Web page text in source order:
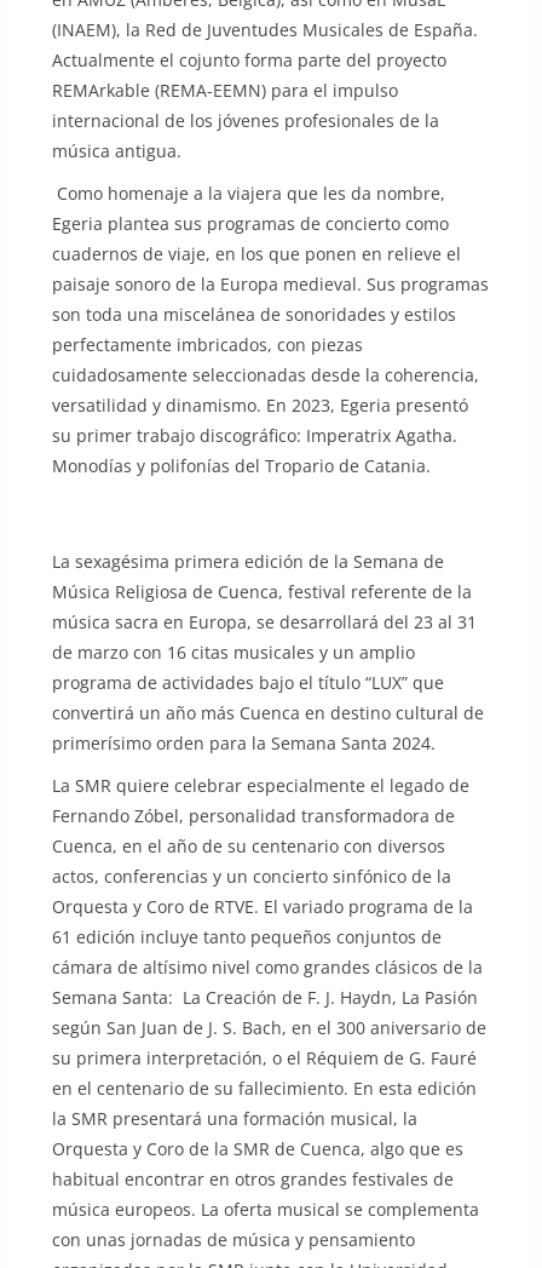
(INAEM), la Red de Juventudes Musicales de España.
Actualmente el cojunto forma parte del proyecto
REMArkable (REMA-EEMN) para el impulso
internacional de los jóvenes profesionales de la
música antigua.
Como homenaje a la viajera que les da nombre,
Egeria plantea sus programas de concierto como
cuadernos de viaje, en los que ponen en relieve el
paisaje sonoro de la Europa medieval. Sus programas
son toda una miscelánea de sonoridades y estilos
perfectamente imbricados, con piezas
cuidadosamente seleccionadas desde la coherencia,
versatilidad y dinamismo. En 2023, Egeria presentó
su primer trabajo discográfico: Imperatrix Agatha.
Monodías y polifonías del Tropario de Catania.
La sexagésima primera edición de la Semana de
Música Religiosa de Cuenca, festival referente de la
música sacra en Europa, se desarrollará del 23 al 31
de marzo con 16 citas musicales y un amplio
programa de actividades bajo el título “LUX” que
convertirá un año más Cuenca en destino cultural de
primerísimo orden para la Semana Santa 2024.
La SMR quiere celebrar especialmente el legado de
Fernando Zóbel, personalidad transformadora de
Cuenca, en el año de su centenario con diversos
actos, conferencias y un concierto sinfónico de la
Orquesta y Coro de RTVE. El variado programa de la
61 edición incluye tanto pequeños conjuntos de
cámara de altísimo nivel como grandes clásicos de la
Semana Santa: La Creación de F. J. Haydn, La Pasión
según San Juan de J. S. Bach, en el 300 aniversario de
su primera interpretación, o el Réquiem de G. Fauré
en el centenario de su fallecimiento. En esta edición
la SMR presentará una formación musical, la
Orquesta y Coro de la SMR de Cuenca, algo que es
habitual encontrar en otros grandes festivales de
música europeos. La oferta musical se complementa
con unas jornadas de música y pensamiento